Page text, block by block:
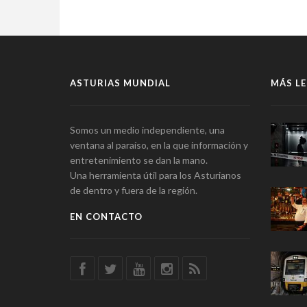
ASTURIAS MUNDIAL
Somos un medio independiente, una
ventana al paraíso, en la que información y
entretenimiento se dan la mano.
Una herramienta útil para los Asturianos
de dentro y fuera de la región.
EN CONTACTO
MÁS